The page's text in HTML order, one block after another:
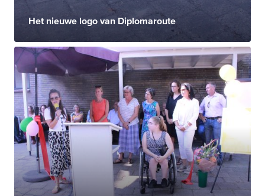
Het nieuwe logo van Diplomaroute